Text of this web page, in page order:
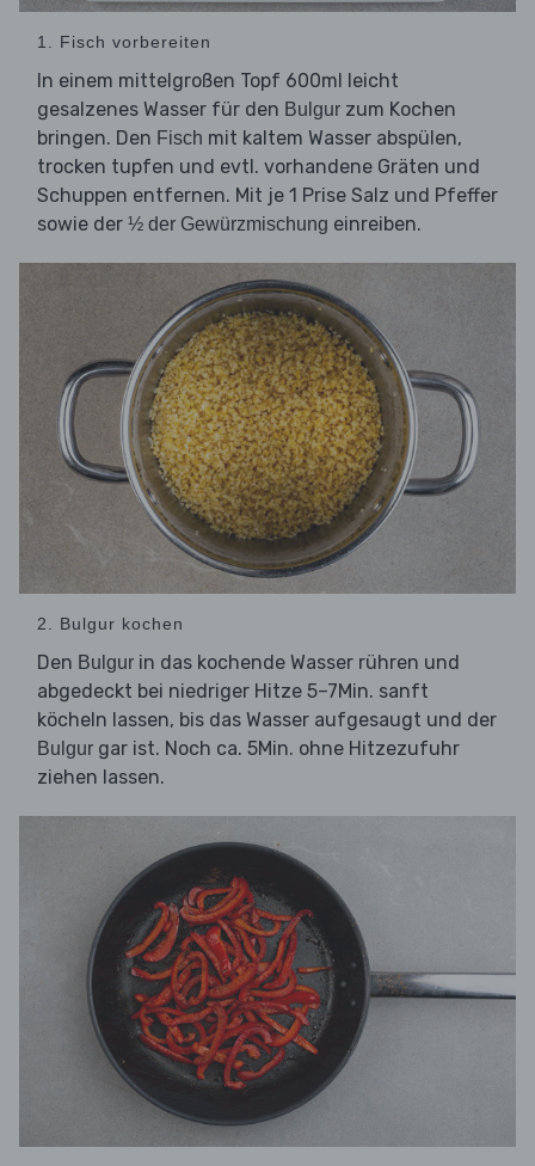
1. Fisch vorbereiten
In einem mittelgroßen Topf 600ml leicht
gesalzenes Wasser für den Bulgur zum Kochen
bringen. Den Fisch mit kaltem Wasser abspülen,
trocken tupfen und evtl. vorhandene Gräten und
Schuppen entfernen. Mit je 1 Prise Salz und Pfeffer
sowie der ½ der Gewürzmischung einreiben.
2. Bulgur kochen
Den Bulgur in das kochende Wasser rühren und
abgedeckt bei niedriger Hitze 5–7Min. sanft
köcheln lassen, bis das Wasser aufgesaugt und der
Bulgur gar ist. Noch ca. 5Min. ohne Hitzezufuhr
ziehen lassen.